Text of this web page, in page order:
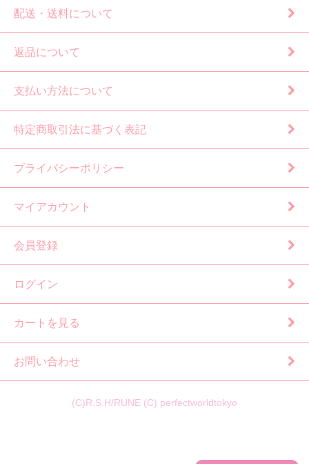
配送・送料について
返品について
支払い方法について
特定商取引法に基づく表記
プライバシーポリシー
マイアカウント
会員登録
ログイン
カートを見る
お問い合わせ
(C)R.S.H/RUNE (C) perfectworldtokyo